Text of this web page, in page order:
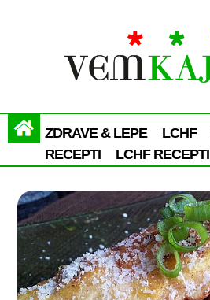
ZDRAVE & LEPE LCHF
RECEPTI
LCHF RECEPTI